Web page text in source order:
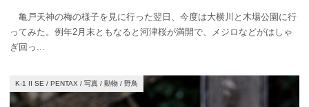
亀戸天神の梅の様子を見に行った翌日、今度は大横川と木場公園に行
ってみた。例年2月末ともなると河津桜が満開で、メジロなどがはしゃ
ぎ回っ ...
K-1 II SE / PENTAX / 写真 / 動物 / 野鳥